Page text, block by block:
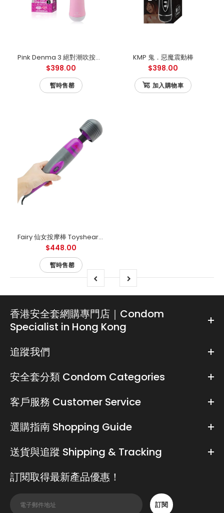
Pink Denma 3 絕對潮吹按摩棒 - 粉紅色
$398.00
暫時售罄
KMP 鬼．惡魔震動棒
$398.00
加入購物車
Fairy 仙女按摩棒 Toysheart 紫黑限量版
$448.00
暫時售罄
香港安全套網購專門店｜Condom
Specialist in Hong Kong
追蹤我們
安全套分類 Condom Categories
客戶服務 Customer Service
選購指南 Shopping Guide
送貨與追蹤 Shipping & Tracking
訂閱取得最新產品優惠！
訂閱